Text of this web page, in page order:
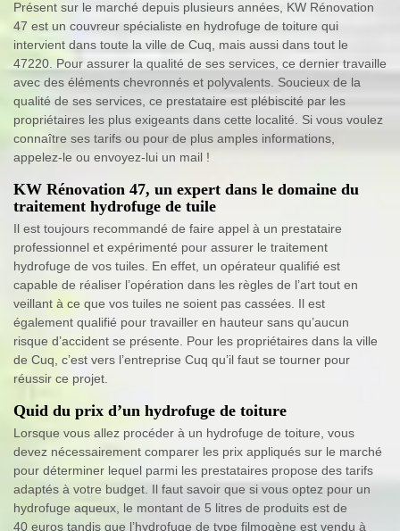
Présent sur le marché depuis plusieurs années, KW Rénovation
47 est un couvreur spécialiste en hydrofuge de toiture qui
intervient dans toute la ville de Cuq, mais aussi dans tout le
47220. Pour assurer la qualité de ses services, ce dernier travaille
avec des éléments chevronnés et polyvalents. Soucieux de la
qualité de ses services, ce prestataire est plébiscité par les
propriétaires les plus exigeants dans cette localité. Si vous voulez
connaître ses tarifs ou pour de plus amples informations,
appelez-le ou envoyez-lui un mail !
KW Rénovation 47, un expert dans le domaine du
traitement hydrofuge de tuile
Il est toujours recommandé de faire appel à un prestataire
professionnel et expérimenté pour assurer le traitement
hydrofuge de vos tuiles. En effet, un opérateur qualifié est
capable de réaliser l’opération dans les règles de l’art tout en
veillant à ce que vos tuiles ne soient pas cassées. Il est
également qualifié pour travailler en hauteur sans qu’aucun
risque d’accident se présente. Pour les propriétaires dans la ville
de Cuq, c’est vers l’entreprise Cuq qu’il faut se tourner pour
réussir ce projet.
Quid du prix d’un hydrofuge de toiture
Lorsque vous allez procéder à un hydrofuge de toiture, vous
devez nécessairement comparer les prix appliqués sur le marché
pour déterminer lequel parmi les prestataires propose des tarifs
adaptés à votre budget. Il faut savoir que si vous optez pour un
hydrofuge aqueux, le montant de 5 litres de produits est de
40 euros tandis que l’hydrofuge de type filmogène est vendu à